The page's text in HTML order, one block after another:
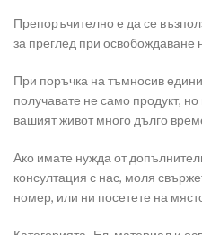
Препоръчително е да се
за преглед при освобождаване
При поръчка на тъмносив
получавате не само продукт,
вашият живот много дълго
Ако имате нужда от
консултация с нас, моля
номер, или ни посетете на